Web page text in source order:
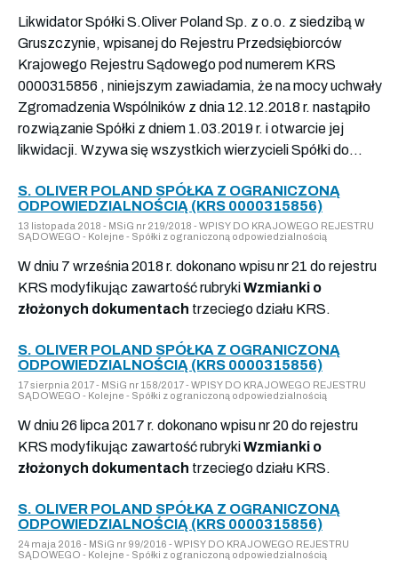
Likwidator Spółki S.Oliver Poland Sp. z o.o. z siedzibą w
Gruszczynie, wpisanej do Rejestru Przedsiębiorców
Krajowego Rejestru Sądowego pod numerem KRS
0000315856 , niniejszym zawiadamia, że na mocy uchwały
Zgromadzenia Wspólników z dnia 12.12.2018 r. nastąpiło
rozwiązanie Spółki z dniem 1.03.2019 r. i otwarcie jej
likwidacji. Wzywa się wszystkich wierzycieli Spółki do...
S. OLIVER POLAND SPÓŁKA Z OGRANICZONĄ
ODPOWIEDZIALNOŚCIĄ (KRS 0000315856)
13 listopada 2018 - MSiG nr 219/2018 - WPISY DO KRAJOWEGO REJESTRU
SĄDOWEGO - Kolejne - Spółki z ograniczoną odpowiedzialnością
W dniu 7 września 2018 r. dokonano wpisu nr 21 do rejestru
KRS modyfikując zawartość rubrykiWzmianki o
złożonych dokumentach trzeciego działu KRS.
S. OLIVER POLAND SPÓŁKA Z OGRANICZONĄ
ODPOWIEDZIALNOŚCIĄ (KRS 0000315856)
17 sierpnia 2017 - MSiG nr 158/2017 - WPISY DO KRAJOWEGO REJESTRU
SĄDOWEGO - Kolejne - Spółki z ograniczoną odpowiedzialnością
W dniu 26 lipca 2017 r. dokonano wpisu nr 20 do rejestru
KRS modyfikując zawartość rubrykiWzmianki o
złożonych dokumentach trzeciego działu KRS.
S. OLIVER POLAND SPÓŁKA Z OGRANICZONĄ
ODPOWIEDZIALNOŚCIĄ (KRS 0000315856)
24 maja 2016 - MSiG nr 99/2016 - WPISY DO KRAJOWEGO REJESTRU
SĄDOWEGO - Kolejne - Spółki z ograniczoną odpowiedzialnością